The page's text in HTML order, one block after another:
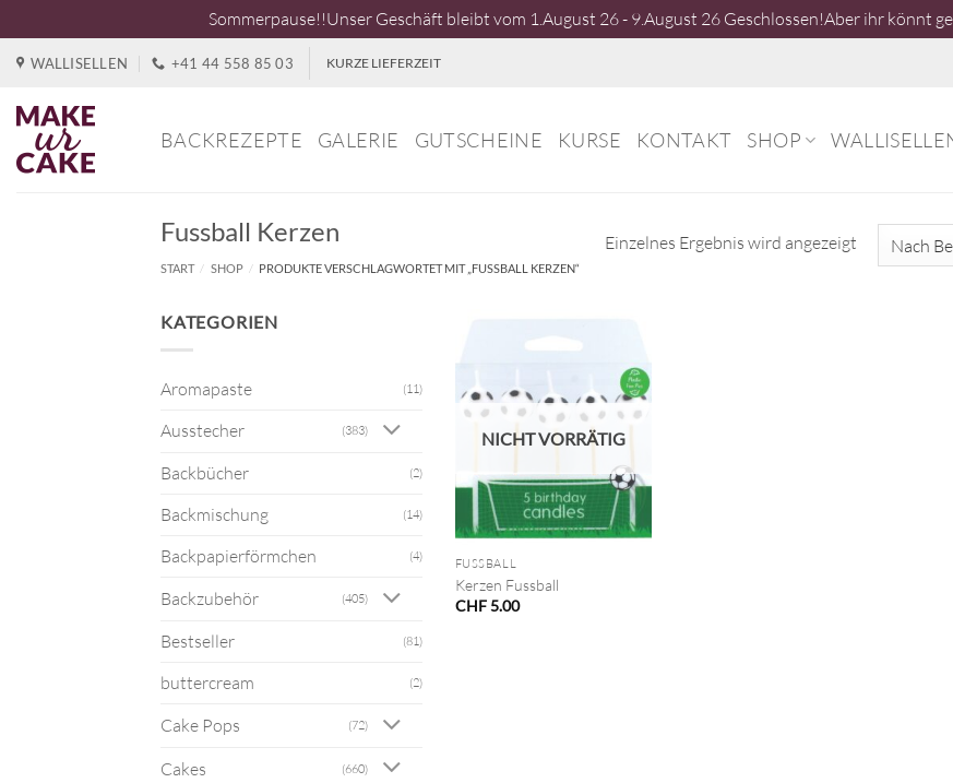
Sommerpause!!Unser Geschäft bleibt vom 1.August 26 - 9.August 26 Geschlossen!Aber ihr könnt
springen
WALLISELLEN +41 44 558 85 03 KURZE LIEFERZEIT
BACKREZEPTE GALERIE GUTSCHEINE KURSE KONTAKT SHOP
Fussball Kerzen
START / SHOP / PRODUKTE VERSCHLAGWORTET MIT „FUSSBALL KERZEN“
Einzelnes Ergebnis wird angezeigt
KATEGORIEN
Aromapaste (11)
Ausstecher (383)
Backbücher (2)
Backmischung (14)
Backpapierförmchen (4)
Backzubehör (405)
Bestseller (81)
buttercream (2)
Cake Pops (72)
Cakes (660)
NICHT VORRÄTIG
FUSSBALL
Kerzen Fussball
CHF5.00